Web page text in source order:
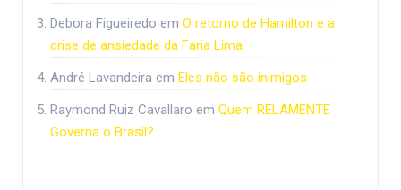
Debora Figueiredo em O retorno de Hamilton e a
crise de ansiedade da Faria Lima
André Lavandeira em Eles não são inimigos
Raymond Ruiz Cavallaro em Quem RELAMENTE
Governa o Brasil?